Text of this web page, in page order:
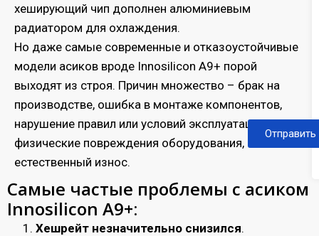
хеширующий чип дополнен алюминиевым
радиатором для охлаждения.
Но даже самые современные и отказоустойчивые
модели асиков вроде Innosilicon A9+ порой
выходят из строя. Причин множество – брак на
производстве, ошибка в монтаже компонентов,
нарушение правил или условий эксплуатации,
физические повреждения оборудования,
естественный износ.
Отправить
Самые частые проблемы с асиком
Innosilicon A9+:
Хешрейт незначительно снизился.